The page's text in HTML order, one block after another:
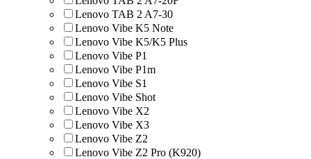
Lenovo TAB 2 A7-30
Lenovo Vibe K5 Note
Lenovo Vibe K5/K5 Plus
Lenovo Vibe P1
Lenovo Vibe P1m
Lenovo Vibe S1
Lenovo Vibe Shot
Lenovo Vibe X2
Lenovo Vibe X3
Lenovo Vibe Z2
Lenovo Vibe Z2 Pro (K920)